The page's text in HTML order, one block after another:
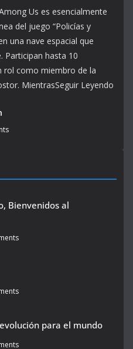
Us es esencialmente
del juego “Policías y
una nave espacial que
Participan hasta 10
rol como miembro de la
MientrasSeguir Leyendo
Bienvenidos al
para el mundo